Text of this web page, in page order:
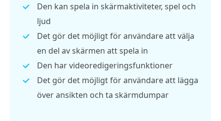
Den kan spela in skärmaktiviteter, spel och
ljud
Det gör det möjligt för användare att välja
en del av skärmen att spela in
Den har videoredigeringsfunktioner
Det gör det möjligt för användare att lägga
över ansikten och ta skärmdumpar